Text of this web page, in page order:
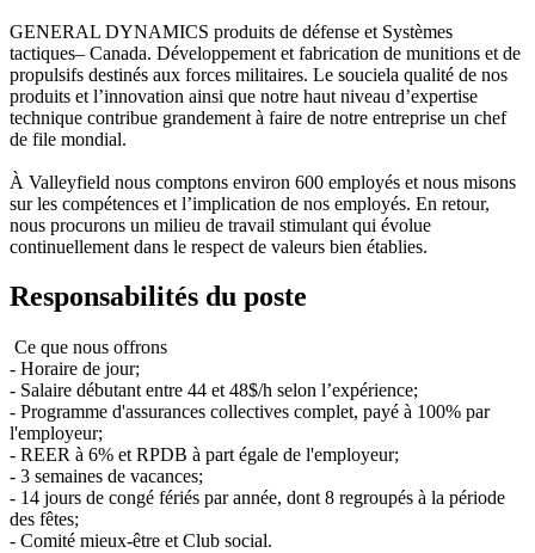
GENERAL DYNAMICS produits de défense et Systèmes
tactiques– Canada. Développement et fabrication de munitions et de
propulsifs destinés aux forces militaires. Le souciela qualité de nos
produits et l’innovation ainsi que notre haut niveau d’expertise
technique contribue grandement à faire de notre entreprise un chef
de file mondial.
À Valleyfield nous comptons environ 600 employés et nous misons
sur les compétences et l’implication de nos employés. En retour,
nous procurons un milieu de travail stimulant qui évolue
continuellement dans le respect de valeurs bien établies.
Responsabilités du poste
Ce que nous offrons
- Horaire de jour;
- Salaire débutant entre 44 et 48$/h selon l’expérience;
- Programme d'assurances collectives complet, payé à 100% par
l'employeur;
- REER à 6% et RPDB à part égale de l'employeur;
- 3 semaines de vacances;
- 14 jours de congé fériés par année, dont 8 regroupés à la période
des fêtes;
- Comité mieux-être et Club social.